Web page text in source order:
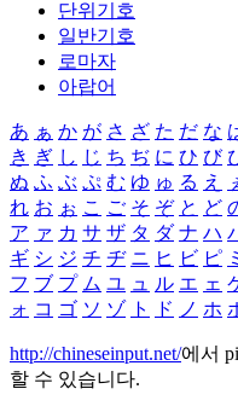
단위기호
일반기호
로마자
아랍어
あ ぁ か が さ ざ た だ な
き ぎ し じ ち ぢ に ひ び
ぬ ふ ぶ ぷ む ゆ ゅ る え
れ お ぉ こ ご そ ぞ と ど
ア ァ カ サ ザ タ ダ ナ ハ
ギ シ ジ チ ヂ ニ ヒ ビ ピ
フ ブ プ ム ユ ュ ル エ ェ
ォ コ ゴ ソ ゾ ト ド ノ ホ
http://chineseinput.net/에서
할 수 있습니다.